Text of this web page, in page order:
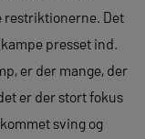
restriktionerne. Det
presset ind.
er der mange, der
er der stort fokus
sving og